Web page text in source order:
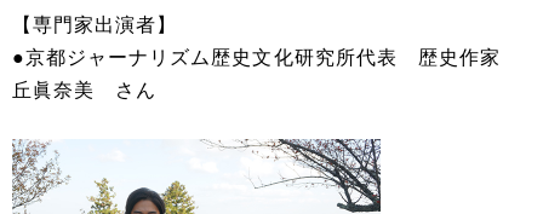
【専門家出演者】
●京都ジャーナリズム歴史文化研究所代表 歴史作家
丘眞奈美 さん